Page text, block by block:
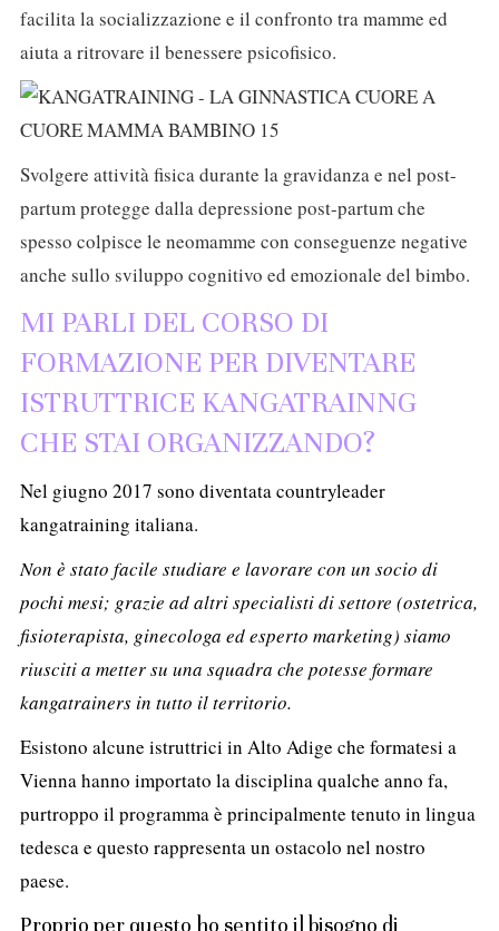
facilita la socializzazione e il confronto tra mamme ed
aiuta a ritrovare il benessere psicofisico.
Svolgere attività fisica durante la gravidanza e nel post-
partum protegge dalla depressione post-partum che
spesso colpisce le neomamme con conseguenze negative
anche sullo sviluppo cognitivo ed emozionale del bimbo.
MI PARLI DEL CORSO DI
FORMAZIONE PER DIVENTARE
ISTRUTTRICE KANGATRAINNG
CHE STAI ORGANIZZANDO?
Nel giugno 2017 sono diventata countryleader
kangatraining italiana.
Non è stato facile studiare e lavorare con un socio di
pochi mesi; grazie ad altri specialisti di settore (ostetrica,
fisioterapista, ginecologa ed esperto marketing) siamo
riusciti a metter su una squadra che potesse formare
kangatrainers in tutto il territorio.
Esistono alcune istruttrici in Alto Adige che formatesi a
Vienna hanno importato la disciplina qualche anno fa,
purtroppo il programma è principalmente tenuto in lingua
tedesca e questo rappresenta un ostacolo nel nostro
paese.
Proprio per questo ho sentito il bisogno di